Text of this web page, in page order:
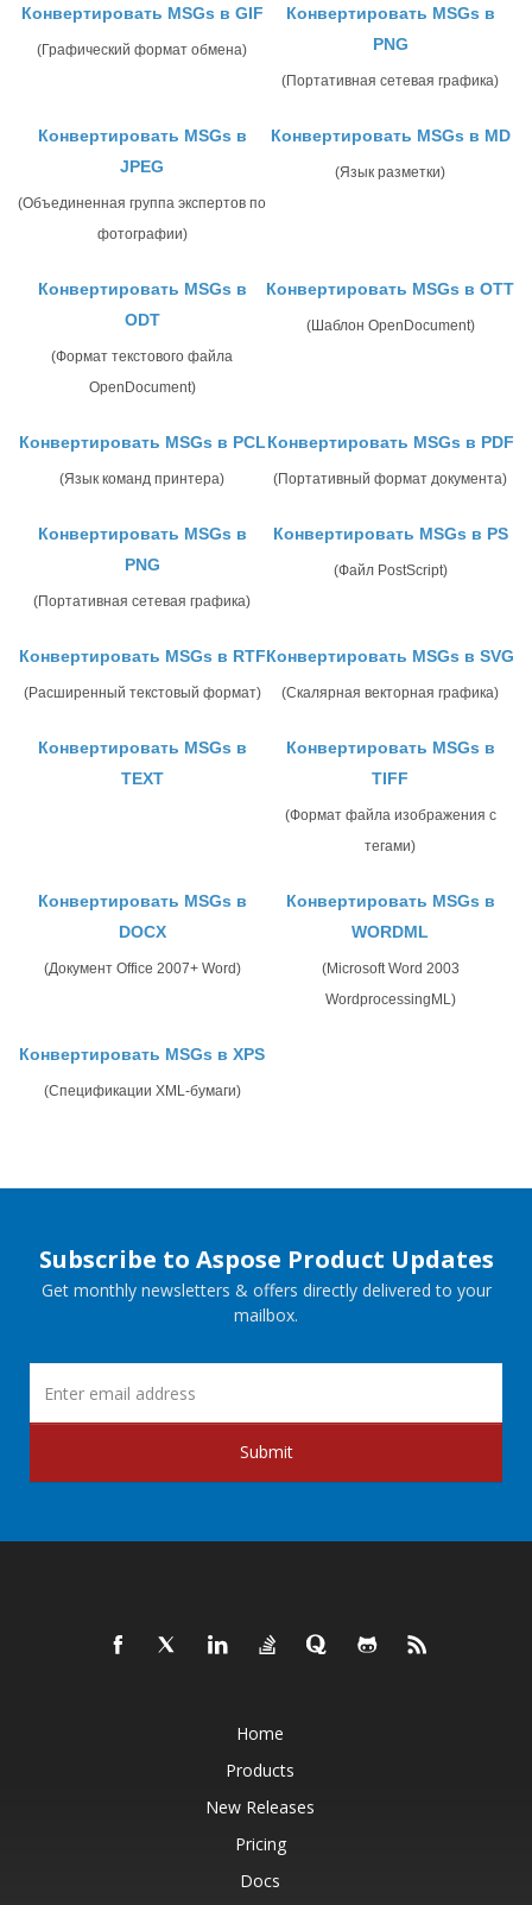
Конвертировать MSGs в GIF
(Графический формат обмена)
Конвертировать MSGs в
PNG
(Портативная сетевая графика)
Конвертировать MSGs в
JPEG
(Объединенная группа экспертов по
фотографии)
Конвертировать MSGs в MD
(Язык разметки)
Конвертировать MSGs в
ODT
(Формат текстового файла
OpenDocument)
Конвертировать MSGs в OTT
(Шаблон OpenDocument)
Конвертировать MSGs в PCL
(Язык команд принтера)
Конвертировать MSGs в PDF
(Портативный формат документа)
Конвертировать MSGs в
PNG
(Портативная сетевая графика)
Конвертировать MSGs в PS
(Файл PostScript)
Конвертировать MSGs в RTF
(Расширенный текстовый формат)
Конвертировать MSGs в SVG
(Скалярная векторная графика)
Конвертировать MSGs в
TEXT
Конвертировать MSGs в
TIFF
(Формат файла изображения с
тегами)
Конвертировать MSGs в
DOCX
(Документ Office 2007+ Word)
Конвертировать MSGs в
WORDML
(Microsoft Word 2003
WordprocessingML)
Конвертировать MSGs в XPS
(Спецификации XML-бумаги)
Subscribe to Aspose Product Updates
Get monthly newsletters & offers directly delivered to your
mailbox.
Submit
Home
Products
New Releases
Pricing
Docs